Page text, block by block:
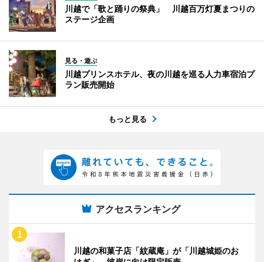
川越で「歌と踊りの祭典」 川越百万灯夏まつりの
ステージ企画
見る・遊ぶ
川越プリンスホテル、夜の川越を巡る人力車宿泊プ
ラン販売開始
もっと見る
アクセスランキング
川越の和菓子店「紋蔵庵」が「川越城姫のお